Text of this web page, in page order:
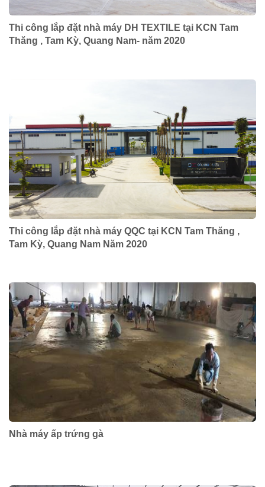
Thi công lắp đặt nhà máy DH TEXTILE tại KCN Tam
Thăng , Tam Kỳ, Quang Nam- năm 2020
Thi công lắp đặt nhà máy QQC tại KCN Tam Thăng ,
Tam Kỳ, Quang Nam Năm 2020
Nhà máy ấp trứng gà